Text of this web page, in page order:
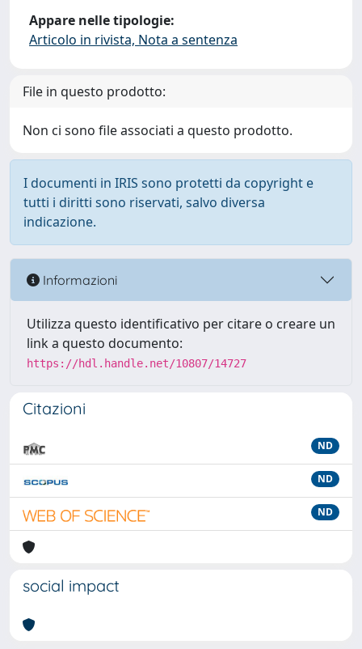
Appare nelle tipologie:
Articolo in rivista, Nota a sentenza
File in questo prodotto:
Non ci sono file associati a questo prodotto.
I documenti in IRIS sono protetti da copyright e
tutti i diritti sono riservati, salvo diversa
indicazione.
Informazioni
Utilizza questo identificativo per citare o creare un
link a questo documento:
https://hdl.handle.net/10807/14727
Citazioni
ND
ND
ND
social impact